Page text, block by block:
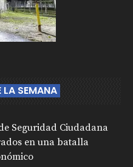
LA SEMANA
Seguridad Ciudadana
en una batalla